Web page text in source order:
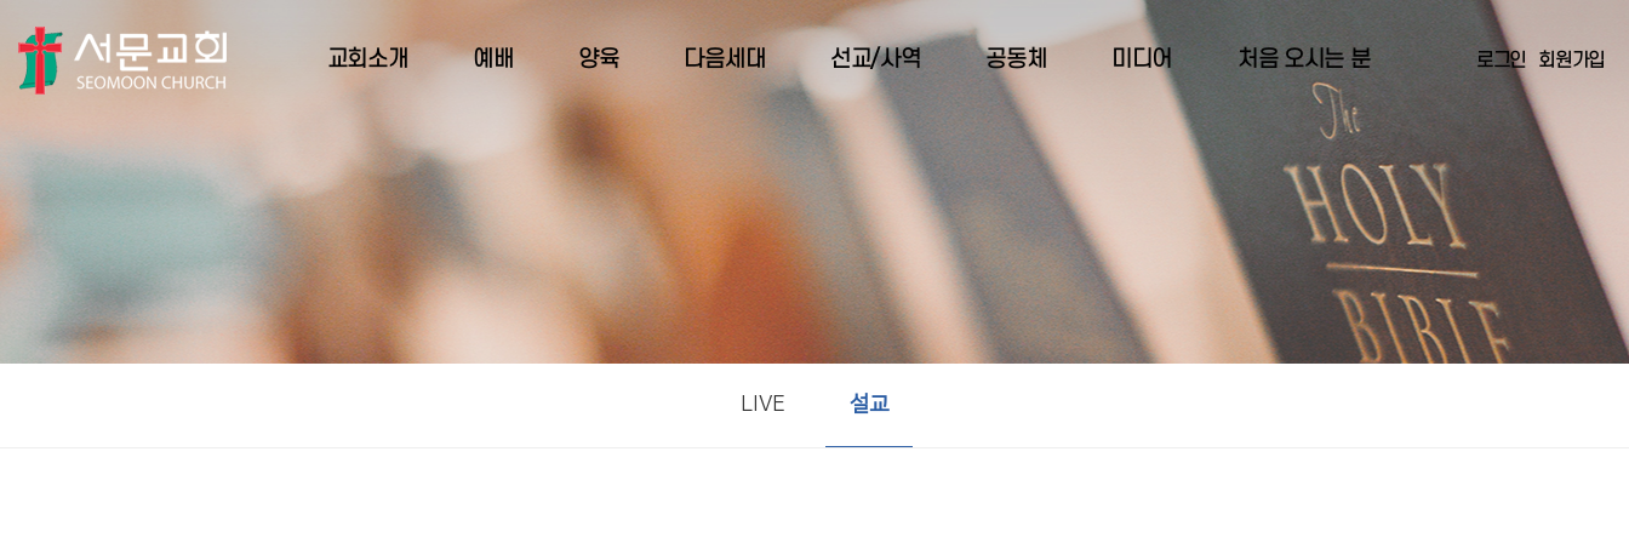
교회소개 예배 양육 다음세대 선교/사역 공동체 미디어 처음 오시는 분 로그인 회원가입
LIVE 설교